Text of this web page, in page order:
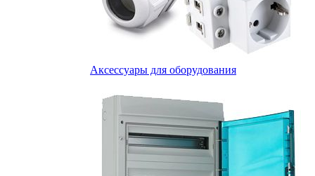
Аксессуары для оборудования